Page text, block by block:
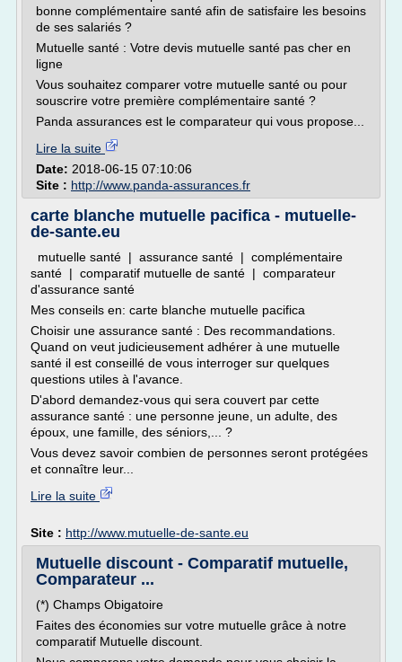
bonne complémentaire santé afin de satisfaire les besoins
de ses salariés ?
Mutuelle santé : Votre devis mutuelle santé pas cher en
ligne
Vous souhaitez comparer votre mutuelle santé ou pour
souscrire votre première complémentaire santé ?
Panda assurances est le comparateur qui vous propose...
Lire la suite
Date: 2018-06-15 07:10:06
Site : http://www.panda-assurances.fr
carte blanche mutuelle pacifica - mutuelle-
de-sante.eu
mutuelle santé | assurance santé | complémentaire
santé | comparatif mutuelle de santé | comparateur
d'assurance santé
Mes conseils en: carte blanche mutuelle pacifica
Choisir une assurance santé : Des recommandations.
Quand on veut judicieusement adhérer à une mutuelle
santé il est conseillé de vous interroger sur quelques
questions utiles à l'avance.
D'abord demandez-vous qui sera couvert par cette
assurance santé : une personne jeune, un adulte, des
époux, une famille, des séniors,... ?
Vous devez savoir combien de personnes seront protégées
et connaître leur...
Lire la suite
Site : http://www.mutuelle-de-sante.eu
Mutuelle discount - Comparatif mutuelle,
Comparateur ...
(*) Champs Obigatoire
Faites des économies sur votre mutuelle grâce à notre
comparatif Mutuelle discount.